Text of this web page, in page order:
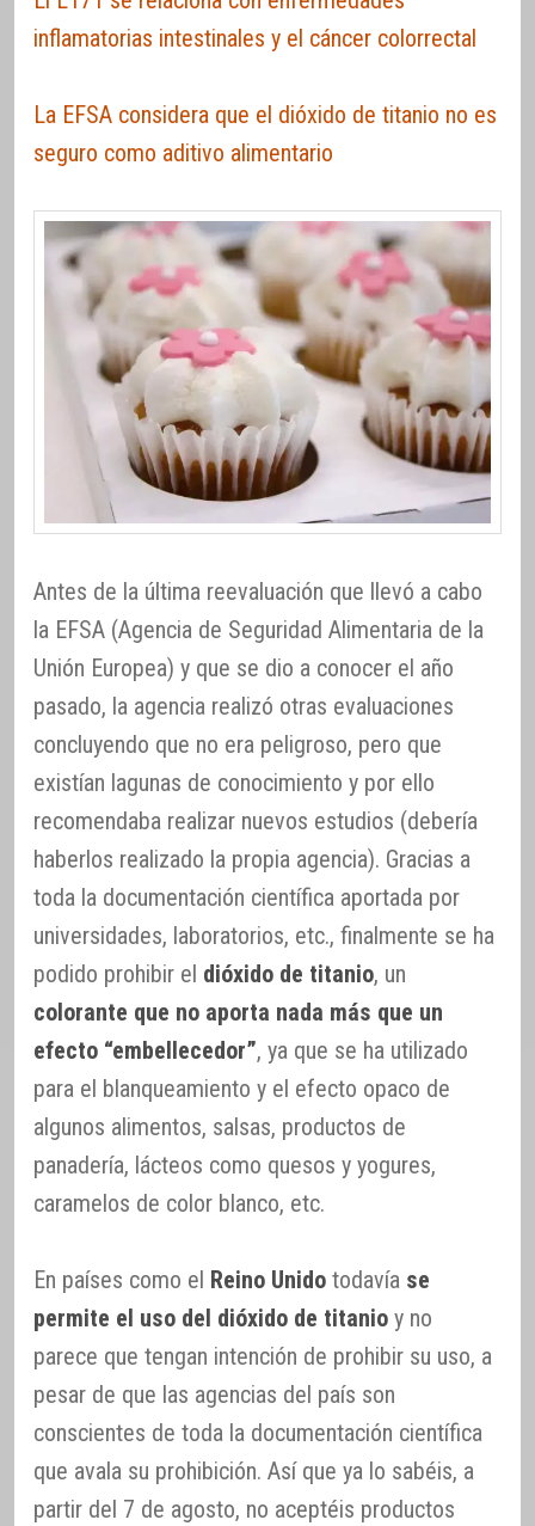
inflamatorias intestinales y el cáncer colorrectal
La EFSA considera que el dióxido de titanio no es
seguro como aditivo alimentario
Antes de la última reevaluación que llevó a cabo
la EFSA (Agencia de Seguridad Alimentaria de la
Unión Europea) y que se dio a conocer el año
pasado, la agencia realizó otras evaluaciones
concluyendo que no era peligroso, pero que
existían lagunas de conocimiento y por ello
recomendaba realizar nuevos estudios (debería
haberlos realizado la propia agencia). Gracias a
toda la documentación científica aportada por
universidades, laboratorios, etc., finalmente se ha
podido prohibir el dióxido de titanio, un
colorante que no aporta nada más que un
efecto “embellecedor”, ya que se ha utilizado
para el blanqueamiento y el efecto opaco de
algunos alimentos, salsas, productos de
panadería, lácteos como quesos y yogures,
caramelos de color blanco, etc.
En países como el Reino Unido todavía se
permite el uso del dióxido de titanio y no
parece que tengan intención de prohibir su uso, a
pesar de que las agencias del país son
conscientes de toda la documentación científica
que avala su prohibición. Así que ya lo sabéis, a
partir del 7 de agosto, no aceptéis productos